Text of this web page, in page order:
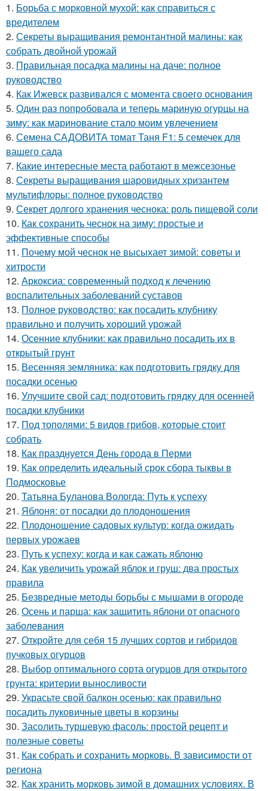
1. Борьба с морковной мухой: как справиться с
вредителем
2. Секреты выращивания ремонтантной малины: как
собрать двойной урожай
3. Правильная посадка малины на даче: полное
руководство
4. Как Ижевск развивался с момента своего основания
5. Один раз попробовала и теперь мариную огурцы на
зиму: как маринование стало моим увлечением
6. Семена САДОВИТА томат Таня F1: 5 семечек для
вашего сада
7. Какие интересные места работают в межсезонье
8. Секреты выращивания шаровидных хризантем
мультифлоры: полное руководство
9. Секрет долгого хранения чеснока: роль пищевой соли
10. Как сохранить чеснок на зиму: простые и
эффективные способы
11. Почему мой чеснок не высыхает зимой: советы и
хитрости
12. Аркоксиа: современный подход к лечению
воспалительных заболеваний суставов
13. Полное руководство: как посадить клубнику
правильно и получить хороший урожай
14. Осенние клубники: как правильно посадить их в
открытый грунт
15. Весенняя земляника: как подготовить грядку для
посадки осенью
16. Улучшите свой сад: подготовить грядку для осенней
посадки клубники
17. Под тополями: 5 видов грибов, которые стоит
собрать
18. Как празднуется День города в Перми
19. Как определить идеальный срок сбора тыквы в
Подмосковье
20. Татьяна Буланова Вологда: Путь к успеху
21. Яблоня: от посадки до плодоношения
22. Плодоношение садовых культур: когда ожидать
первых урожаев
23. Путь к успеху: когда и как сажать яблоню
24. Как увеличить урожай яблок и груш: два простых
правила
25. Безвредные методы борьбы с мышами в огороде
26. Осень и парша: как защитить яблони от опасного
заболевания
27. Откройте для себя 15 лучших сортов и гибридов
пучковых огурцов
28. Выбор оптимального сорта огурцов для открытого
грунта: критерии выносливости
29. Украсьте свой балкон осенью: как правильно
посадить луковичные цветы в корзины
30. Засолить туршевую фасоль: простой рецепт и
полезные советы
31. Как собрать и сохранить морковь. В зависимости от
региона
32. Как хранить морковь зимой в домашних условиях. В